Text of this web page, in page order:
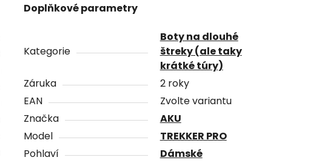
Doplňkové parametry
Kategorie
Boty na dlouhé
štreky (ale taky
krátké túry)
Záruka
2 roky
EAN
Zvolte variantu
Značka
AKU
Model
TREKKER PRO
Pohlaví
Dámské